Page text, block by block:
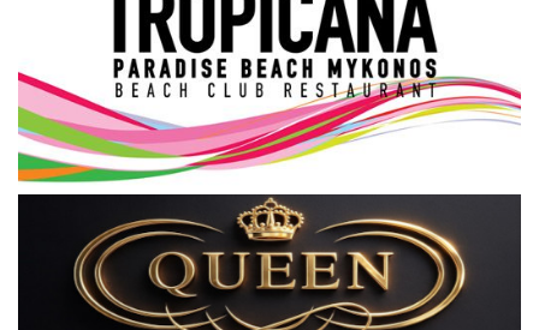
Cost Of Living Crisis
Opinion + Analysis
L’Art des Sens
Local Elections 2023
All News